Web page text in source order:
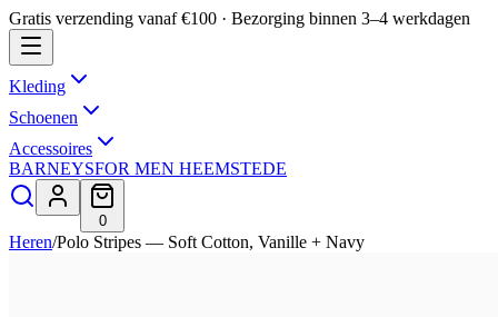
Gratis verzending vanaf €100 · Bezorging binnen 3–4 werkdagen
Kleding
Schoenen
Accessoires
BARNEYSFOR MEN HEEMSTEDE
0
Heren/Polo Stripes — Soft Cotton, Vanille + Navy